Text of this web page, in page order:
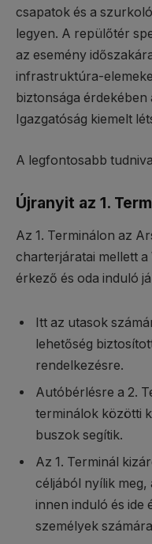
csapatok és a
legyen. A repülőtér
az esemény
infrastruktúra-
biztonsága érdekében
Igazgatóság kiemelt
A legfontosabb
Újranyit az 1.
Az 1. Terminálon az
charterjáratai mellett
érkező és oda induló
Itt az utasok
lehetőség
rendelkezésre.
Autóbérlésre a 2.
terminálok közötti
buszok segítik.
Az 1. Terminál
céljából nyílik meg,
innen induló és
személyek